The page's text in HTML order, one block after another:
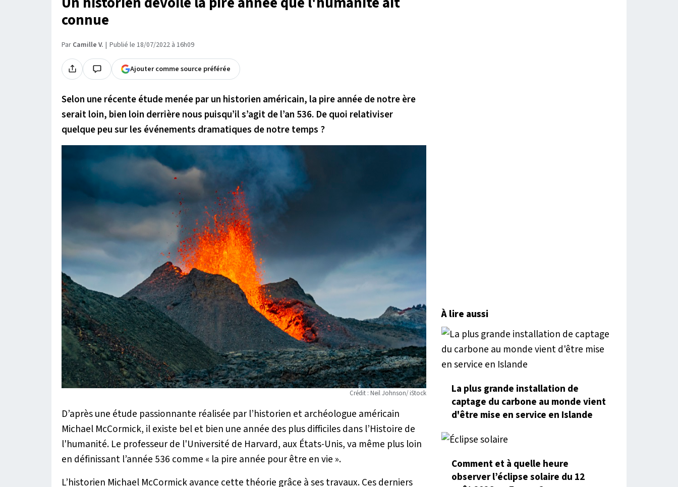
connue
Par Camille V. Publié le 18/07/2022 à 16h09
Ajouter comme source préférée
Selon une récente étude menée par un historien américain, la pire année de notre ère
serait loin, bien loin derrière nous puisqu’il s’agit de l’an 536. De quoi relativiser
quelque peu sur les événements dramatiques de notre temps ?
Crédit : Neil Johnson/ iStock
D’après une étude passionnante réalisée par l’historien et archéologue américain
Michael McCormick, il existe bel et bien une année des plus difficiles dans l’Histoire de
l'humanité. Le professeur de l'Université de Harvard, aux États-Unis, va même plus loin
en définissant l’année 536 comme « la pire année pour être en vie ».
L’historien Michael McCormick avance cette théorie grâce à ses travaux. Ces derniers
À lire aussi
La plus grande installation de
captage du carbone au monde vient
d'être mise en service en Islande
Comment et à quelle heure
observer l’éclipse solaire du 12